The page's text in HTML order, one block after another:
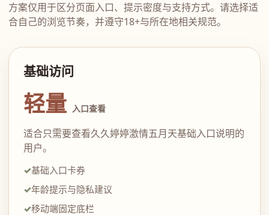
方案仅用于区分页面入口、提示密度与支持方式。请选择适
合自己的浏览节奏，并遵守18+与所在地相关规范。
基础访问
轻量 入口查看
适合只需要查看久久婷婷激情五月天基础入口说明的
用户。
基础入口卡券
年龄提示与隐私建议
移动端固定底栏